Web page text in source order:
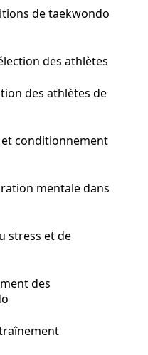
de taekwondo
des athlètes
des athlètes de
conditionnement
mentale dans
stress et de
des